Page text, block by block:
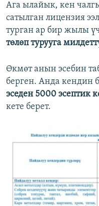
Ага ылайык, кен
сатылган лицензия
турган ар бир жылы
төлөп турууга
Өкмөт анын эсебин
берген. Анда кендин
эседен 5000 эсептик
кете берет.